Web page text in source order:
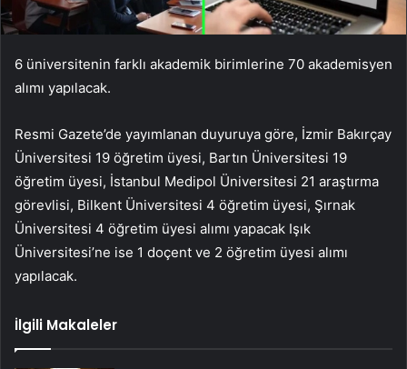
6 üniversitenin farklı akademik birimlerine 70 akademisyen
alımı yapılacak.
Resmi Gazete’de yayımlanan duyuruya göre, İzmir Bakırçay
Üniversitesi 19 öğretim üyesi, Bartın Üniversitesi 19
öğretim üyesi, İstanbul Medipol Üniversitesi 21 araştırma
görevlisi, Bilkent Üniversitesi 4 öğretim üyesi, Şırnak
Üniversitesi 4 öğretim üyesi alımı yapacak Işık
Üniversitesi’ne ise 1 doçent ve 2 öğretim üyesi alımı
yapılacak.
İlgili Makaleler